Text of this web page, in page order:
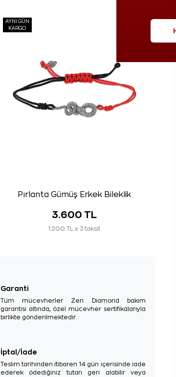
AYNI GÜN
KARGO
Pırlanta Gümüş Erkek Bileklik
3.600 TL
1.200 TL x 3 taksit
Garanti
Tüm mücevherler Zen Diamond bakım
garantisi altında, özel mücevher sertifikalarıyla
birlikte gönderilmektedir.
İptal/İade
Teslim tarihinden itibaren 14 gün içerisinde iade
ederek ödediğiniz tutarı geri alabilir veya